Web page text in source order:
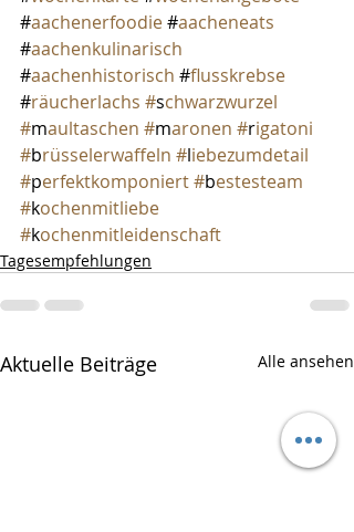
#aachenerfoodie #aacheneats
#aachenkulinarisch
#aachenhistorisch #flusskrebse
#räucherlachs #schwarzwurzel
#maultaschen #maronen #rigatoni
#brüsselerwaffeln #liebezumdetail
#perfektkomponiert #bestesteam
#kochenmitliebe
#kochenmitleidenschaft
Tagesempfehlungen
Aktuelle Beiträge Alle ansehen